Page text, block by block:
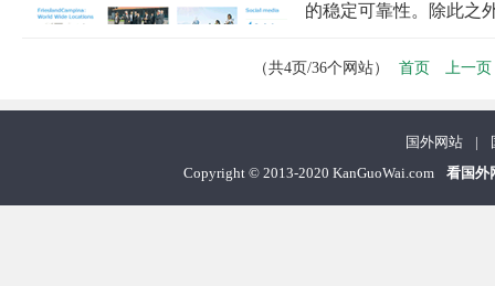
的稳定可靠性。除此之
（共4页/36个网站） 首页 上一页
国外网站 |
Copyright© 2013-2020 KanGuoWai.com 看国外